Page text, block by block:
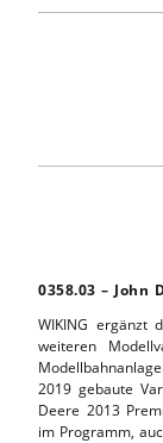
0358.03 – John
WIKING ergänzt
weiteren
2019 gebaute
Deere 2013
im Programm,